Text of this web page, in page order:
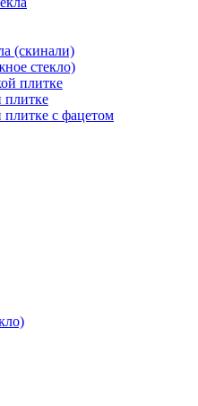
(скинали)
стекло)
плитке
плитке
с фацетом